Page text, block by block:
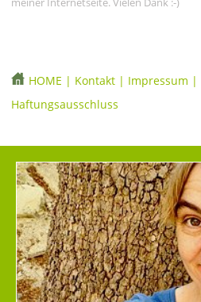
HOME | Kontakt | Impressum |
Haftungsausschluss